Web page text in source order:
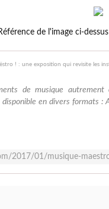
de l'image ci-
de musique
disponible en divers formats